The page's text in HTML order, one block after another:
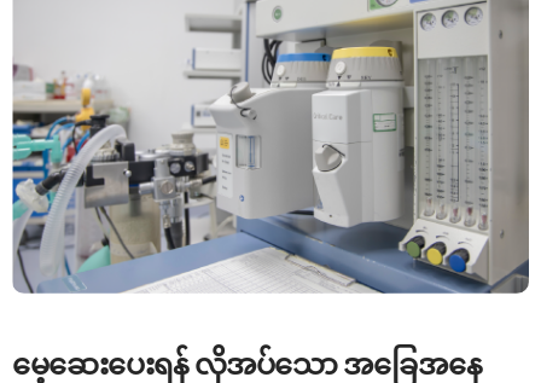
မေ့ဆေးပေးရန် လိုအပ်သော အခြေအနေ